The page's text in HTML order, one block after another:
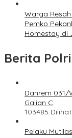
Warga
Pemko
Homestay di
Berita Polri
Danrem 031/
Galian C
103485 Dilihat
Pelaku